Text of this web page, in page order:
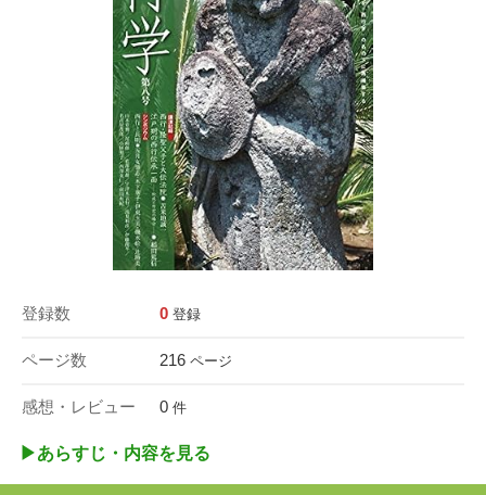
登録数 0 登録
ページ数 216 ページ
感想・レビュー 0 件
▶︎あらすじ・内容を見る